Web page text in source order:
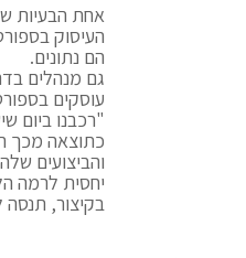
אחת הבעיות
העיסוק
הם נתונים.
גם מנהלים
עוסקים
"רכבנו ביום
כתוצאה מכך
והביצועים
יחסית לרמה
בקיצור,